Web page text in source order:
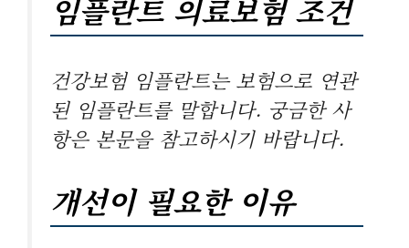
임플란트 의료보험 조건
건강보험 임플란트는 보험으로 연관
된 임플란트를 말합니다. 궁금한 사
항은 본문을 참고하시기 바랍니다.
개선이 필요한 이유